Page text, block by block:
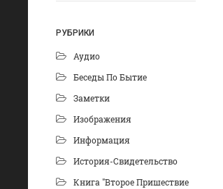
РУБРИКИ
Аудио
Беседы По Бытие
Заметки
Изображения
Информация
История-Свидетельство
Книга "Второе Пришествие